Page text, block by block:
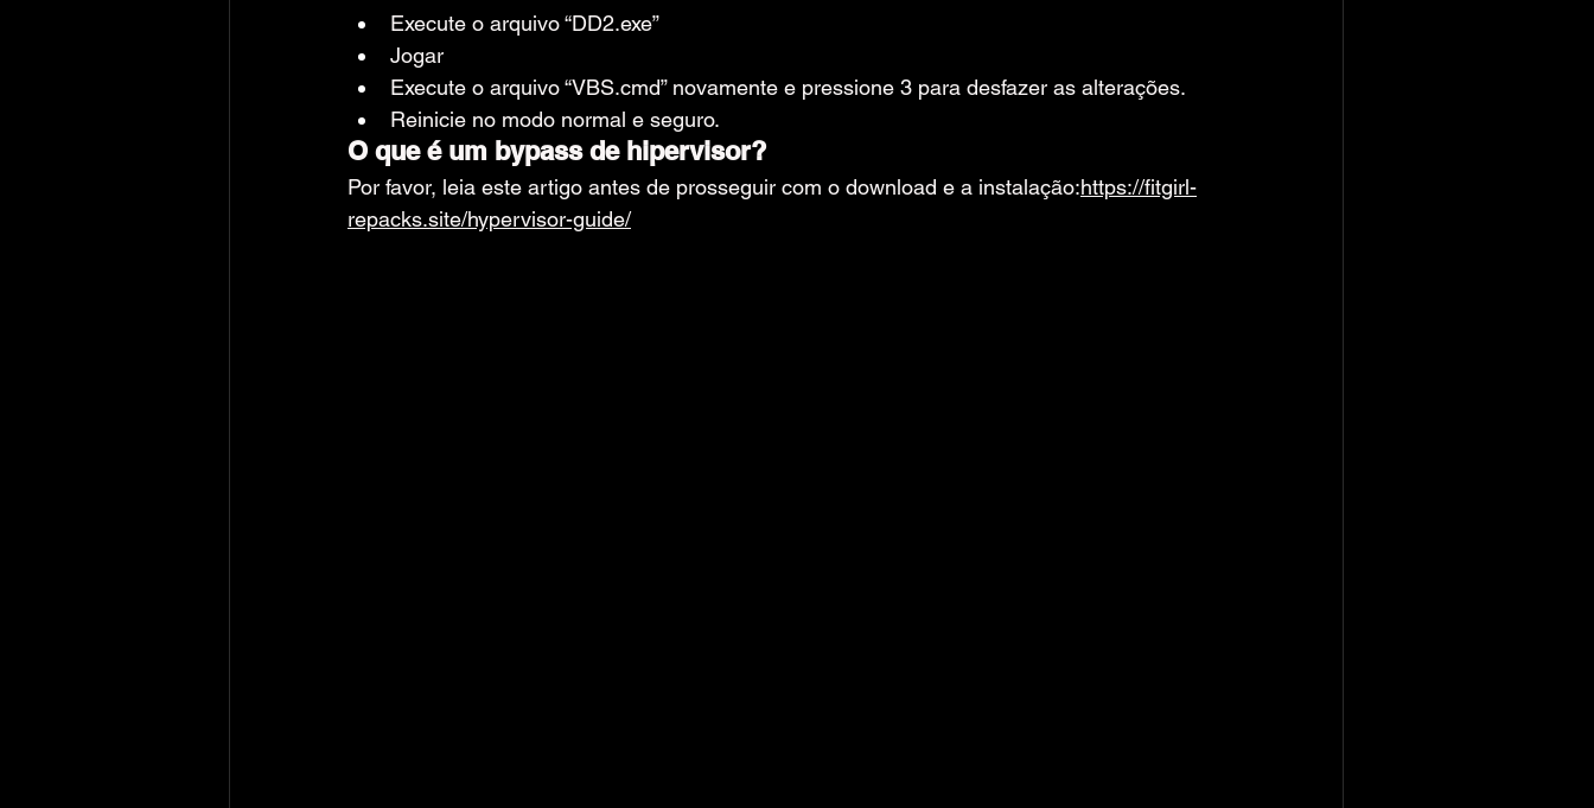
Execute o arquivo “DD2.exe”
Jogar
Execute o arquivo “VBS.cmd” novamente e pressione 3 para desfazer as alterações.
Reinicie no modo normal e seguro.
O que é um bypass de hipervisor?
Por favor, leia este artigo antes de prosseguir com o download e a instalação:https://fitgirl-
repacks.site/hypervisor-guide/